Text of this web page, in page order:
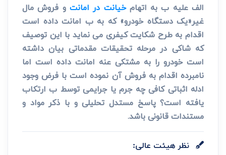
الف علیه ب به اتهامخیانت در امانت و فروش مال
غیر«یک دستگاه خودرو» که به ب امانت داده است
اقدام به طرح شکایت کیفری می نماید با این توصیف
که شاکی در مرحله تحقیقات مقدماتی بیان داشته
است خودرو را به مشتکی عنه امانت داده است اما
نامبرده اقدام به فروش آن نموده است با فرض وجود
ادله اثباتی کافی چه جرم یا جرایمی توسط ب ارتکاب
یافته است؟ پاسخ مستدل تحلیلی و با ذکر مواد و
مستندات قانونی باشد.
نظر هیئت عالی: